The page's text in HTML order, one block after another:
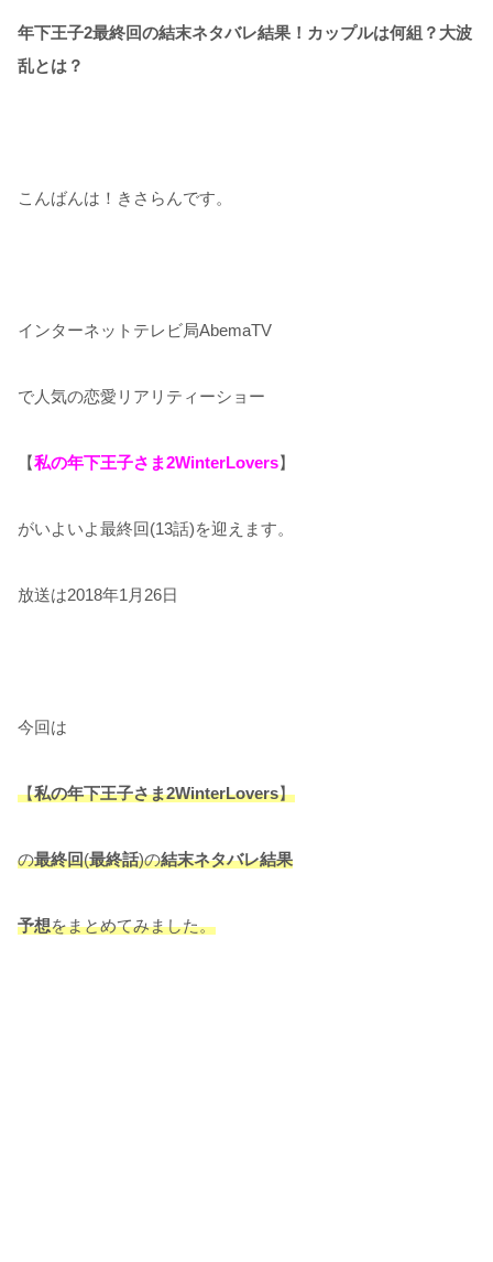
年下王子2最終回の結末ネタバレ結果！カップルは何組？大波
乱とは？
こんばんは！きさらんです。
インターネットテレビ局AbemaTV
で人気の恋愛リアリティーショー
【私の年下王子さま2WinterLovers】
がいよいよ最終回(13話)を迎えます。
放送は2018年1月26日
今回は
【私の年下王子さま2WinterLovers】
の最終回(最終話)の結末ネタバレ結果
予想をまとめてみました。